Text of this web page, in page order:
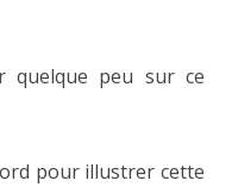
quelque peu sur ce
pour illustrer cette